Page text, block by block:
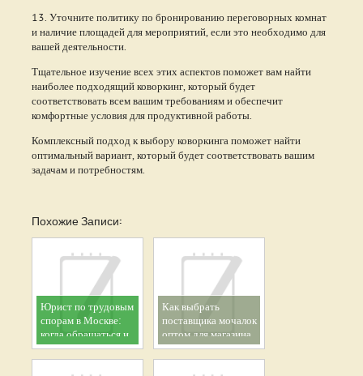
13. Уточните политику по бронированию переговорных комнат
и наличие площадей для мероприятий, если это необходимо для
вашей деятельности.
Тщательное изучение всех этих аспектов поможет вам найти
наиболее подходящий коворкинг, который будет
соответствовать всем вашим требованиям и обеспечит
комфортные условия для продуктивной работы.
Комплексный подход к выбору коворкинга поможет найти
оптимальный вариант, который будет соответствовать вашим
задачам и потребностям.
Похожие Записи:
Юрист по трудовым
спорам в Москве:
когда обращаться и
как выбрать
специалиста
Как выбрать
поставщика мочалок
оптом для магазина